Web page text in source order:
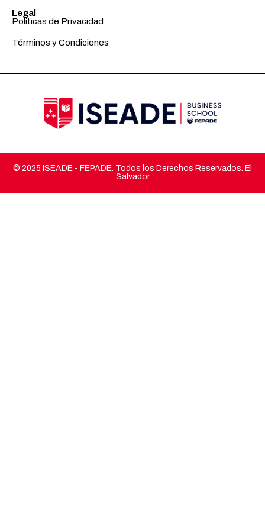
Legal
Políticas de Privacidad
Términos y Condiciones
© 2025 ISEADE - FEPADE. Todos los Derechos Reservados. El
Salvador